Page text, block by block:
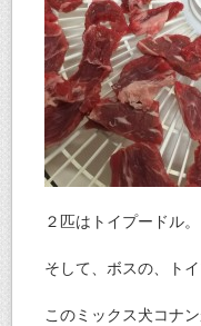
２匹はトイプードル。
そして、ボスの、ト
このミックス犬コナ